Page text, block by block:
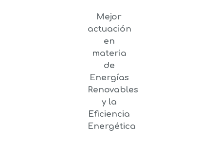
Mejor
actuación
en
materia
de
Energías
Renovables
y la
Eficiencia
Energética